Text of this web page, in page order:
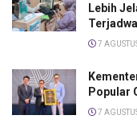
Lebih
Terjadwal
7
Popular
7